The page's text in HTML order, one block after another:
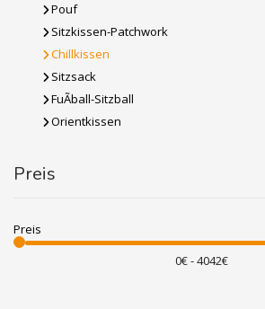
Pouf
Sitzkissen-Patchwork
Chillkissen
Sitzsack
FuÃball-Sitzball
Orientkissen
Preis
Preis